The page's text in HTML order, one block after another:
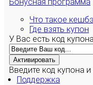
Что такое
Где взять купон
У Вас есть код
Активировать
Введите код купона
Поддержка